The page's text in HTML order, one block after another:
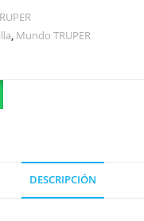
, Mundo TRUPER
DESCRIPCIÓN